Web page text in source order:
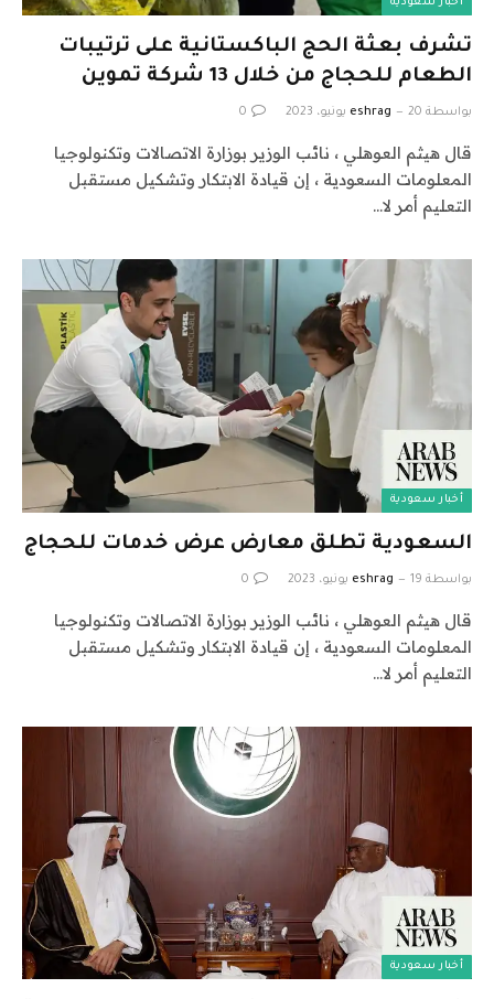
أخبار سعودية
تشرف بعثة الحج الباكستانية على ترتيبات
الطعام للحجاج من خلال 13 شركة تموين
بواسطة eshrag 20 يونيو، 2023 0
قال هيثم العوهلي ، نائب الوزير بوزارة الاتصالات وتكنولوجيا
المعلومات السعودية ، إن قيادة الابتكار وتشكيل مستقبل
التعليم أمر لا…
أخبار سعودية
السعودية تطلق معارض عرض خدمات للحجاج
بواسطة eshrag 19 يونيو، 2023 0
قال هيثم العوهلي ، نائب الوزير بوزارة الاتصالات وتكنولوجيا
المعلومات السعودية ، إن قيادة الابتكار وتشكيل مستقبل
التعليم أمر لا…
أخبار سعودية